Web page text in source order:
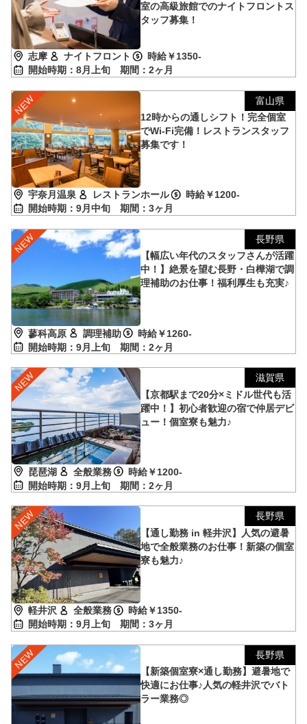
室の高級旅館でのナイトフロントス
タッフ募集！
志摩 ナイトフロント
時給￥1350-
開始時期：8月上旬 期間：2ヶ月
富山県
12時からの通しシフト！完全個室
でWi-Fi完備！レストランスタッフ
募集です！
宇奈月温泉 レストランホール
時給￥1200-
開始時期：9月中旬 期間：3ヶ月
長野県
【幅広い年代のスタッフさんが活躍
中！】絶景を望む長野・白樺湖で調
理補助のお仕事！福利厚生も充実♪
蓼科高原 調理補助
時給￥1260-
開始時期：9月上旬 期間：2ヶ月
滋賀県
【京都駅まで20分×ミドル世代も活
躍中！】初心者歓迎の宿で仲居デビ
ュー！個室寮も魅力♪
琵琶湖 全般業務
時給￥1200-
開始時期：9月上旬 期間：2ヶ月
長野県
【通し勤務 in 軽井沢】人気の避暑
地で全般業務のお仕事！新築の個室
寮も魅力♪
軽井沢 全般業務
時給￥1350-
開始時期：9月上旬 期間：3ヶ月
長野県
【新築個室寮×通し勤務】避暑地で
快適にお仕事♪人気の軽井沢でバト
ラー業務◎